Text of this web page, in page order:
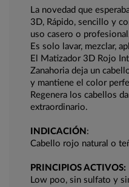
La novedad que
3D, Rápido, sencillo y
uso casero o
Es solo lavar, mezclar,
El Matizador 3D Rojo
Zanahoria deja un
y mantiene el color
Regenera los cabellos
extraordinario.
INDICACIÓN :
Cabello rojo natural o
PRINCIPIOS ACTIVOS:
Low poo, sin sulfato y